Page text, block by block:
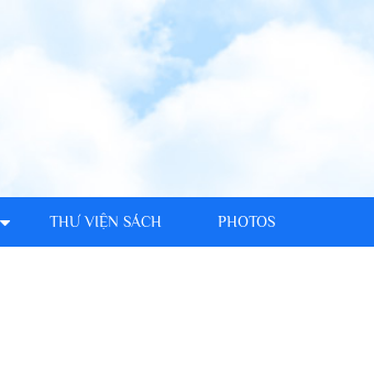
THƯ VIỆN SÁCH PHOTOS